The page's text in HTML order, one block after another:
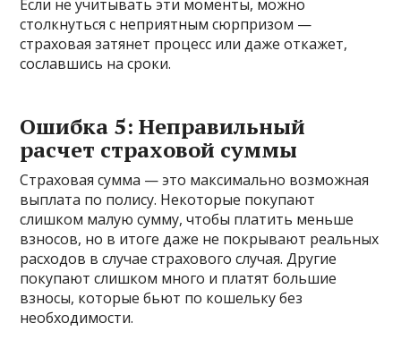
Если не учитывать эти моменты, можно
столкнуться с неприятным сюрпризом —
страховая затянет процесс или даже откажет,
сославшись на сроки.
Ошибка 5: Неправильный
расчет страховой суммы
Страховая сумма — это максимально возможная
выплата по полису. Некоторые покупают
слишком малую сумму, чтобы платить меньше
взносов, но в итоге даже не покрывают реальных
расходов в случае страхового случая. Другие
покупают слишком много и платят большие
взносы, которые бьют по кошельку без
необходимости.